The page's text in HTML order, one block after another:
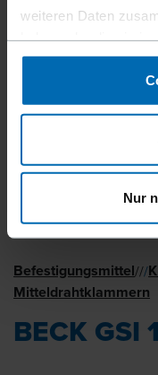
weiteren Daten
gesammelt haben.
Nur
Befestigungsmittel///
Mitteldrahtklammern
BECK GSI